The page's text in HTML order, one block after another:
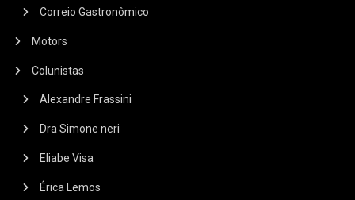
Correio Gastronômico
Motors
Colunistas
Alexandre Frassini
Dra Simone neri
Eliabe Visa
Érica Lemos